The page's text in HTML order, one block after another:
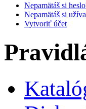
Nepamätáš si
Nepamätáš si
Vytvoriť účet